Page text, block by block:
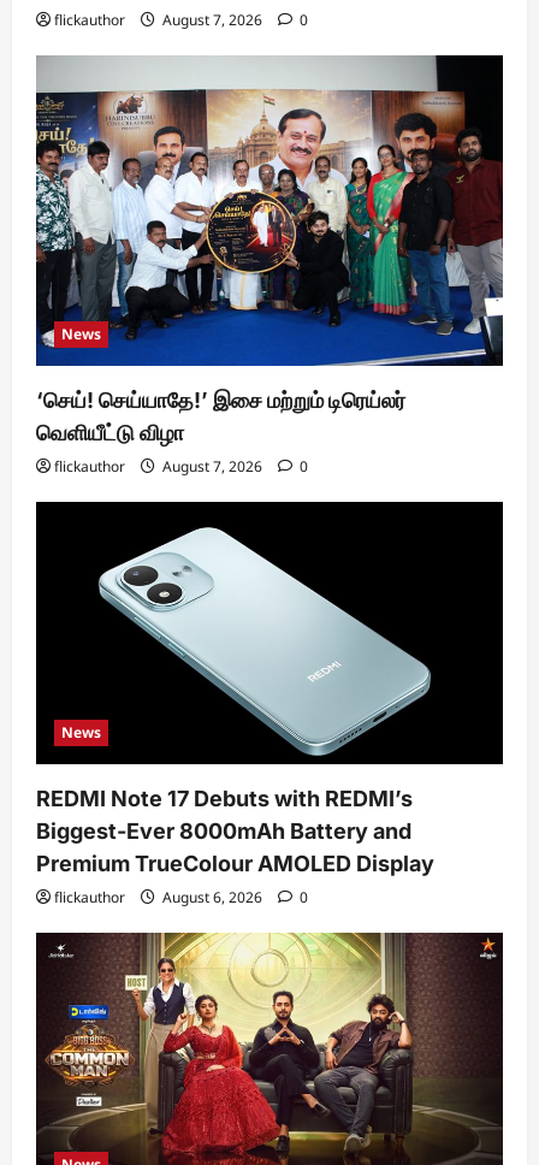
flickauthor August 7, 2026 0
News
‘செய்! செய்யாதே!’ இசை மற்றும் டிரெய்லர்
வெளியீட்டு விழா
flickauthor August 7, 2026 0
News
REDMI Note 17 Debuts with REDMI’s
Biggest-Ever 8000mAh Battery and
Premium TrueColour AMOLED Display
flickauthor August 6, 2026 0